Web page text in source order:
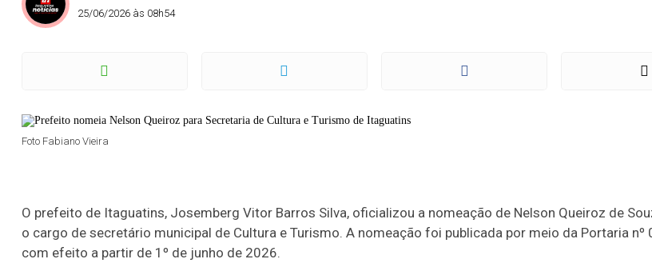
25/06/2026 às 08h54
Foto Fabiano Vieira
O prefeito de Itaguatins, Josemberg Vitor Barros Silva, oficializou a nomeação de Nelson Queiroz de
o cargo de secretário municipal de Cultura e Turismo. A nomeação foi publicada por meio da Portaria
com efeito a partir de 1º de junho de 2026.